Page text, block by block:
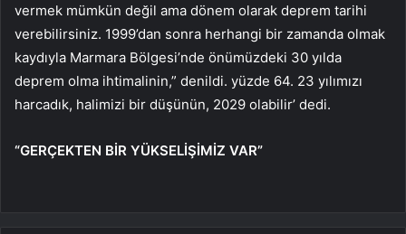
vermek mümkün değil ama dönem olarak deprem tarihi
verebilirsiniz. 1999’dan sonra herhangi bir zamanda olmak
kaydıyla Marmara Bölgesi’nde önümüzdeki 30 yılda
deprem olma ihtimalinin,” denildi. yüzde 64. 23 yılımızı
harcadık, halimizi bir düşünün, 2029 olabilir’ dedi.
“GERÇEKTEN BİR YÜKSELİŞİMİZ VAR”